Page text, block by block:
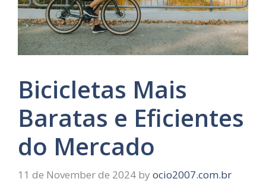
Bicicletas Mais
Baratas e Eficientes
do Mercado
11 de November de 2024 by ocio2007.com.br